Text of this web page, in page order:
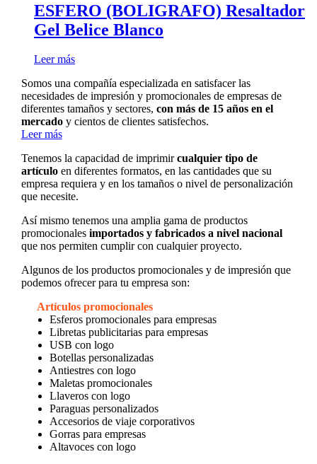
ESFERO (BOLIGRAFO) Resaltador
Gel Belice Blanco
Leer más
Somos una compañía especializada en satisfacer las
necesidades de impresión y promocionales de empresas de
diferentes tamaños y sectores, con más de 15 años en el
mercadoy cientos de clientes satisfechos.
Leer más
Tenemos la capacidad de imprimircualquier tipo de
artículoen diferentes formatos, en las cantidades que su
empresa requiera y en los tamaños o nivel de personalización
que necesite.
Así mismo tenemos una amplia gama de productos
promocionales importados y fabricados a nivel nacional
que nos permiten cumplir con cualquier proyecto.
Algunos de los productos promocionales y de impresión que
podemos ofrecer para tu empresa son:
Artículos promocionales
Esferos promocionales para empresas
Libretas publicitarias para empresas
USB con logo
Botellas personalizadas
Antiestres con logo
Maletas promocionales
Llaveros con logo
Paraguas personalizados
Accesorios de viaje corporativos
Gorras para empresas
Altavoces con logo